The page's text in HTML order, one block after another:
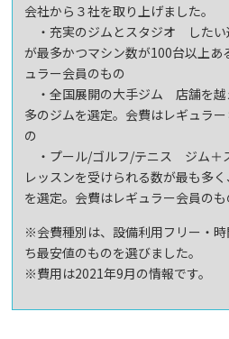
会社から３社を取り上げました。
・充実のジムとスタジオ したい
が最多かつマシン数が100台以上あ
ュラー会員のもの
・全国展開の大手ジム 店舗を越
多のジムを選定。会費はレギュラ
の
・プール/ゴルフ/テニス ジム＋
レッスンを受けられる数が最も多
を選定。会費はレギュラー会員のも
※会費種別は、設備利用フリー・
ち最安値のものを選びました。
※費用は2021年9月の情報です。